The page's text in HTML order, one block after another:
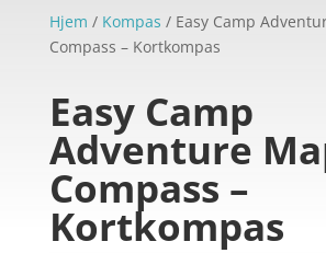
Hjem / Kompas / Easy Camp
Compass – Kortkompas
Easy Camp
Adventure
Compass –
Kortkompas